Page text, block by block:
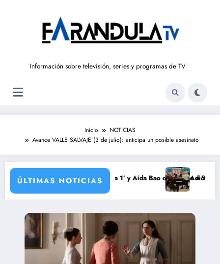
Información sobre televisión, series y programas de TV
Inicio
NOTICIAS
Avance VALLE SALVAJE (3 de julio): anticipa un posible asesinato
ÚLTIMAS NOTICIAS
a ‘La Hora de La 1’ y Aida Bao da el salto a ‘Mañaneros 360’
Adiós a ‘Cine de